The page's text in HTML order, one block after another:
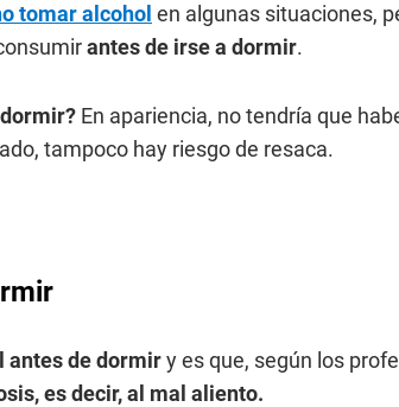
tomar alcohol en algunas situaciones,
antes de irse a dormir.
En apariencia, no tendría que
tampoco hay riesgo de resaca.
antes de dormiry es que, según los
es decir, al mal aliento.